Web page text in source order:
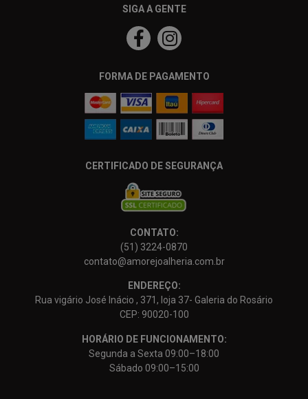
SIGA A GENTE
FORMA DE PAGAMENTO
CERTIFICADO DE SEGURANÇA
CONTATO:
(51) 3224-0870
contato@amorejoalheria.com.br
ENDEREÇO:
Rua vigário José Inácio , 371, loja 37- Galeria do Rosário
CEP: 90020-100
HORÁRIO DE FUNCIONAMENTO:
Segunda a Sexta 09:00–18:00
Sábado 09:00–15:00